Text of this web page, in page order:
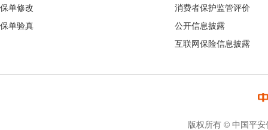
保单修改
保单验真
消费者保护监管评价
公开信息披露
互联网保险信息披露
版权所有 © 中国平